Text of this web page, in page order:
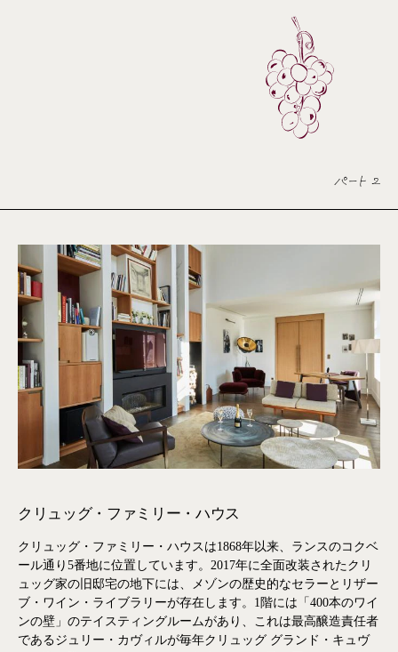
パート 2
クリュッグ・ファミリー・ハウス
クリュッグ・ファミリー・ハウスは1868年以来、ランスのコクベ
ール通り5番地に位置しています。2017年に全面改装されたクリ
ュッグ家の旧邸宅の地下には、メゾンの歴史的なセラーとリザー
ブ・ワイン・ライブラリーが存在します。1階には「400本のワイ
ンの壁」のテイスティングルームがあり、これは最高醸造責任者
であるジュリー・カヴィルが毎年クリュッグ グランド・キュヴ